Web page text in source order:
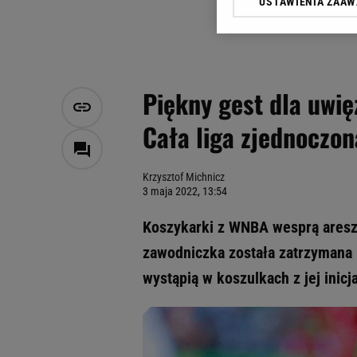
Piękny gest dla
Cała liga
Krzysztof Michnicz
3 maja 2022, 13:54
Koszykarki z WNBA wesprą
zawodniczka została
wystąpią w koszulkach z jej
Klikając „Akceptuję”
Zaufanych Partnerów i
My, nasi Zaufani
Użycie dokładnych
Przechowywanie